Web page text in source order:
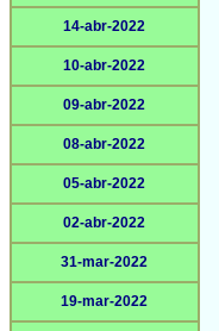
14-abr-2022
10-abr-2022
09-abr-2022
08-abr-2022
05-abr-2022
02-abr-2022
31-mar-2022
19-mar-2022